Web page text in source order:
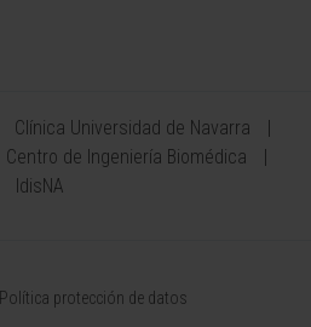
Clínica Universidad de Navarra
Centro de Ingeniería Biomédica
IdisNA
Política protección de datos